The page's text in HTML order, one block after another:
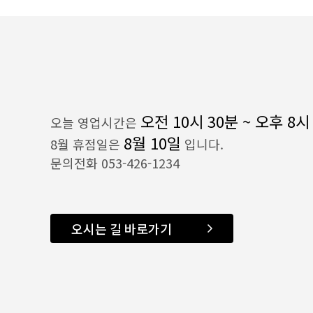
오늘 영업시간은 오전 10시 30분 ~ 오후 8시
8월 휴점일은 8월 10일 입니다.
문의전화 053-426-1234
오시는 길 바로가기